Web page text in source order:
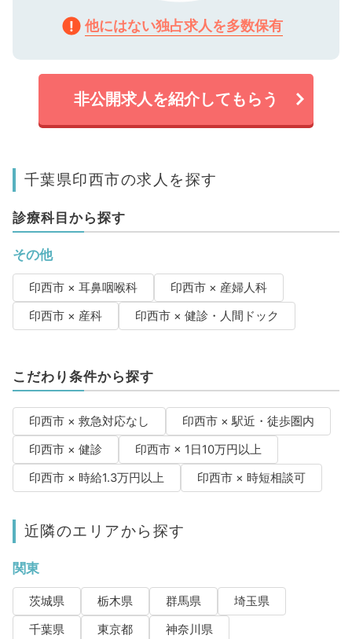
他にはない独占求人を多数保有
非公開求人を紹介してもらう
千葉県印西市の求人を探す
診療科目から探す
その他
印西市 × 耳鼻咽喉科
印西市 × 産婦人科
印西市 × 産科
印西市 × 健診・人間ドック
こだわり条件から探す
印西市 × 救急対応なし
印西市 × 駅近・徒歩圏内
印西市 × 健診
印西市 × 1日10万円以上
印西市 × 時給1.3万円以上
印西市 × 時短相談可
近隣のエリアから探す
関東
茨城県 栃木県 群馬県
埼玉県
千葉県
東京都 神奈川県